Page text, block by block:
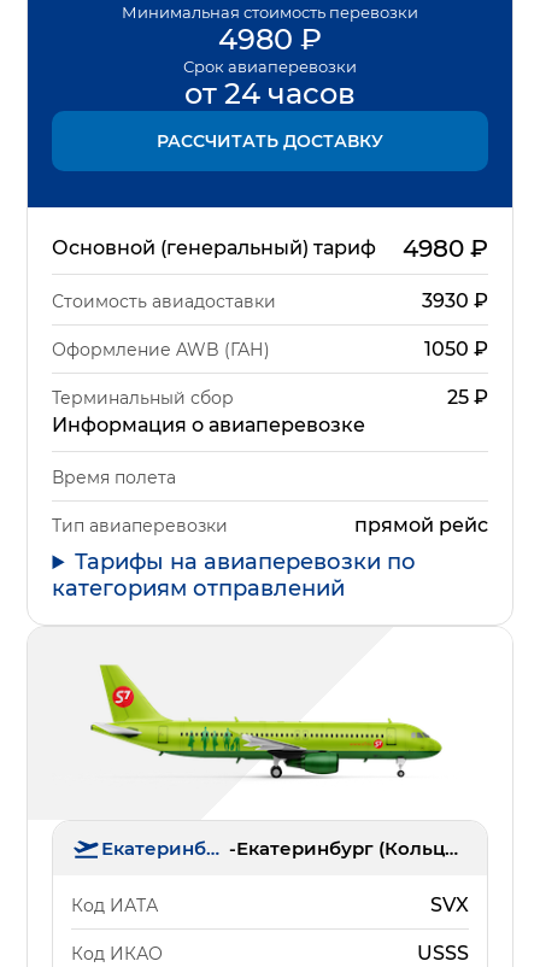
Минимальная стоимость перевозки
4980 ₽
Срок авиаперевозки
от 24 часов
РАССЧИТАТЬ ДОСТАВКУ
Основной (генеральный) тариф 4980₽
Стоимость авиадоставки 3930 ₽
Оформление AWB (ГАН) 1050 ₽
Терминальный сбор 25₽
Информация о авиаперевозке
Время полета
Тип авиаперевозки прямой рейс
Тарифы на авиаперевозки по
категориям отправлений
Екатеринбург - Екатеринбург (Кольцово)
Код ИАТА SVX
Код ИКАО USSS